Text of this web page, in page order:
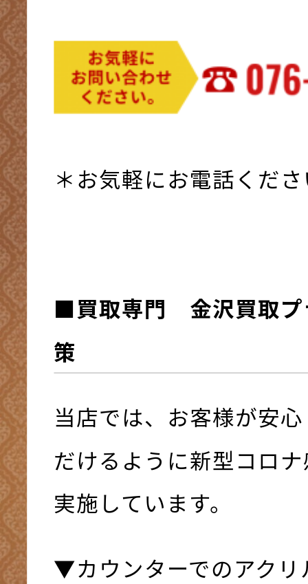
＊お気軽にお電話くだ
■買取専門 金沢買取プ
策
当店では、お客様が安
だけるように新型コロ
実施しています。
▼カウンターでのアクリ